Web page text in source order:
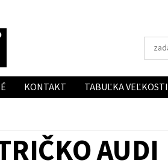
KONTAKT TABUĽKA VEĽKOSTI
AUDI